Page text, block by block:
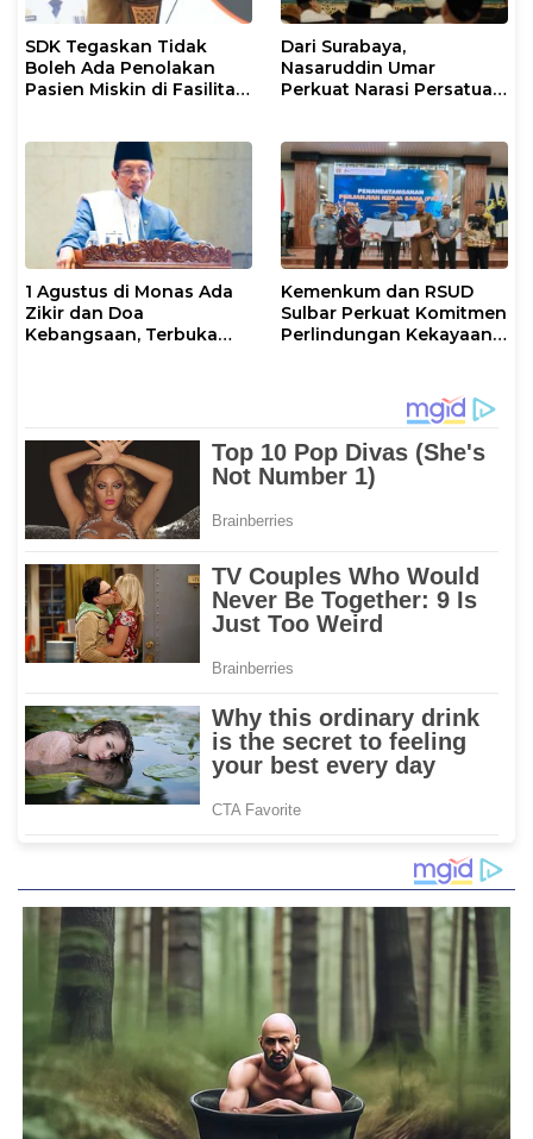
SDK Tegaskan Tidak
Boleh Ada Penolakan
Pasien Miskin di Fasilitas
Dari Surabaya,
Nasaruddin Umar
Perkuat Narasi Persatuan
1 Agustus di Monas Ada
Zikir dan Doa
Kebangsaan, Terbuka
Kemenkum dan RSUD
Sulbar Perkuat Komitmen
Perlindungan Kekayaan